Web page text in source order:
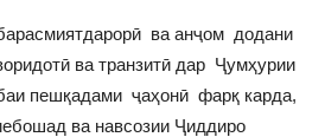
ва анҷом додани
ва транзитӣ дар Ҷумҳурии
пешқадами ҷаҳонӣ фарқ карда,
ва навсозии Ҷиддиро